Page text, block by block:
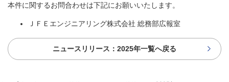
本件に関するお問合わせは下記にお願いいたします。
ＪＦＥエンジニアリング株式会社 総務部広報室
ニュースリリース：2025年一覧へ戻る